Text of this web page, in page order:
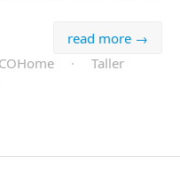
read more →
·
Taller